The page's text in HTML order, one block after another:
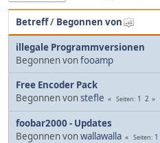
Betreff/ Begonnen von
illegale Programmversionen
Begonnen vonfooamp
Free Encoder Pack
Begonnen vonstefle Seiten 1 2
foobar2000 - Updates
Begonnen vonwallawalla Seiten 1